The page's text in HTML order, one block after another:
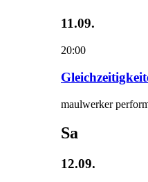
11.09.
20:00
maulwerker
Sa
12.09.